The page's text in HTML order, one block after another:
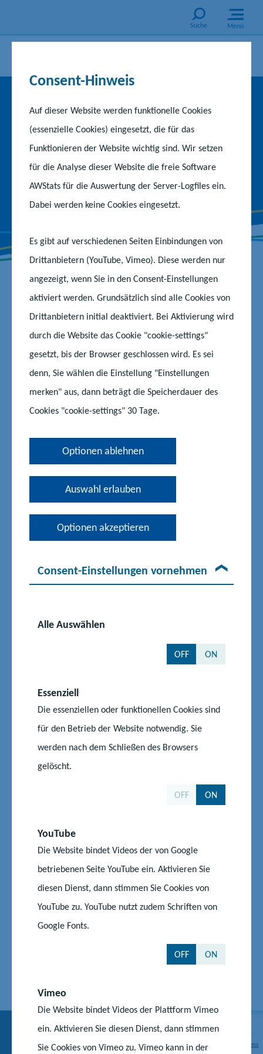
Consent-Hinweis
Auf dieser Website werden funktionelle Cookies
(essenzielle Cookies) eingesetzt, die für das
Funktionieren der Website wichtig sind. Wir setzen
für die Analyse dieser Website die freie Software
AWStats für die Auswertung der Server-Logfiles ein.
Dabei werden keine Cookies eingesetzt.
Es gibt auf verschiedenen Seiten Einbindungen von
Drittanbietern (YouTube, Vimeo). Diese werden nur
angezeigt, wenn Sie in den Consent-Einstellungen
aktiviert werden. Grundsätzlich sind alle Cookies von
Drittanbietern initial deaktiviert. Bei Aktivierung wird
durch die Website das Cookie "cookie-settings"
gesetzt, bis der Browser geschlossen wird. Es sei
denn, Sie wählen die Einstellung "Einstellungen
merken" aus, dann beträgt die Speicherdauer des
Cookies "cookie-settings" 30 Tage.
Optionen ablehnen
Auswahl erlauben
Optionen akzeptieren
Consent-Einstellungen vornehmen
Alle Auswählen
OFF ON
Essenziell
Die essenziellen oder funktionellen Cookies sind
für den Betrieb der Website notwendig. Sie
werden nach dem Schließen des Browsers
gelöscht.
OFF ON
YouTube
Die Website bindet Videos der von Google
betriebenen Seite YouTube ein. Aktivieren Sie
diesen Dienst, dann stimmen Sie Cookies von
YouTube zu. YouTube nutzt zudem Schriften von
Google Fonts.
OFF ON
Vimeo
Die Website bindet Videos der Plattform Vimeo
ein. Aktivieren Sie diesen Dienst, dann stimmen
Sie Cookies von Vimeo zu. Vimeo kann in der
Suche Menü
Schule
Begabungsförderung
Außerschulische und
universitär begleitete
Projekte
In Mecklenburg-Vorpommern haben Kinder und Jugendliche
zwischen 6 und 16 Jahren die Möglichkeit, im Rahmen der
KinderUni oder JugendUni Hochschulerfahrungen zu sammeln.
unterschiedlichsten Fachrichtungen altersgerechte Seminare,
Führungen und Vorlesungen angeboten.
Das Juniorstudium oder Frühstudium ist ein zusätzliches
Bildungsangebot für Schülerinnen und Schüler mit besonderen
22 Absatz 2 des Gesetzes
Rechtsgrundlagen und Verordnungen
Landeshochschulgesetz MV (LHG M-V)
Universität Greifswald
Universität Rostock
Hochschule Neubrandenburg
Hochschule für Musik und Theater Rostock